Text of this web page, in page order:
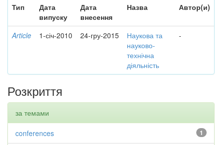
Тип
Дата
випуску
Дата
внесення
Назва Автор(и)
Article 1-січ-2010 24-гру-2015
Наукова та
науково-
технічна
діяльність
-
Розкриття
за темами
1
conferences